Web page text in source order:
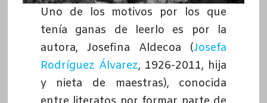
Uno de los motivos por los que
tenía ganas de leerlo es por la
autora, Josefina Aldecoa (Josefa
Rodríguez Álvarez, 1926-2011, hija
y nieta de maestras), conocida